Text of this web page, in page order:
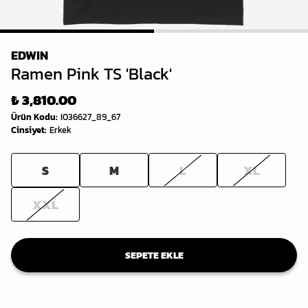
1 2
EDWIN
Ramen Pink TS 'Black'
₺ 3,810.00
Ürün Kodu: I036627_89_67
Cinsiyet: Erkek
S M L
XL
XXL
SEPETE EKLE